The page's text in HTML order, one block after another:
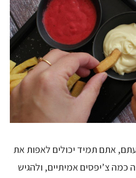
אתם תמיד יכולים לאפות את
כמה צ’יפסים אמיתיים, ולהגיש